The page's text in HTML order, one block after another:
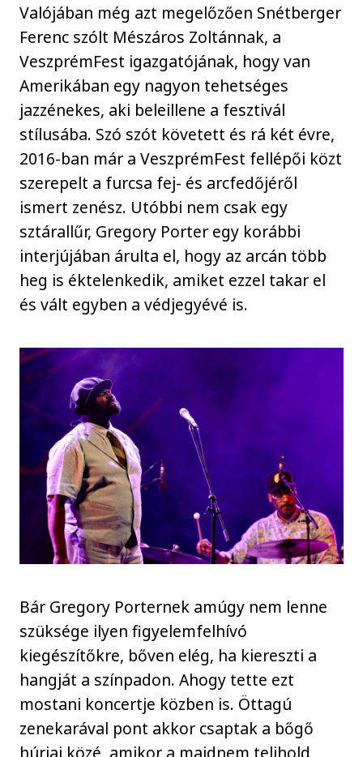
Valójában még azt megelőzően Snétberger
Ferenc szólt Mészáros Zoltánnak, a
VeszprémFest igazgatójának, hogy van
Amerikában egy nagyon tehetséges
jazzénekes, aki beleillene a fesztivál
stílusába. Szó szót követett és rá két évre,
2016-ban már a VeszprémFest fellépői közt
szerepelt a furcsa fej- és arcfedőjéről
ismert zenész. Utóbbi nem csak egy
sztárallűr, Gregory Porter egy korábbi
interjújában árulta el, hogy az arcán több
heg is éktelenkedik, amiket ezzel takar el
és vált egyben a védjegyévé is.
Bár Gregory Porternek amúgy nem lenne
szüksége ilyen figyelemfelhívó
kiegészítőkre, bőven elég, ha kiereszti a
hangját a színpadon. Ahogy tette ezt
mostani koncertje közben is. Öttagú
zenekarával pont akkor csaptak a bőgő
húrjai közé, amikor a majdnem telihold